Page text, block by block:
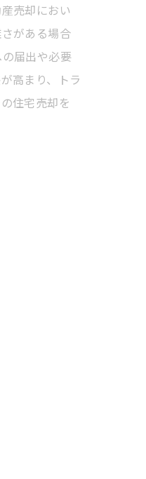
売却におい
がある場合
届出や必要
高まり、トラ
住宅売却を